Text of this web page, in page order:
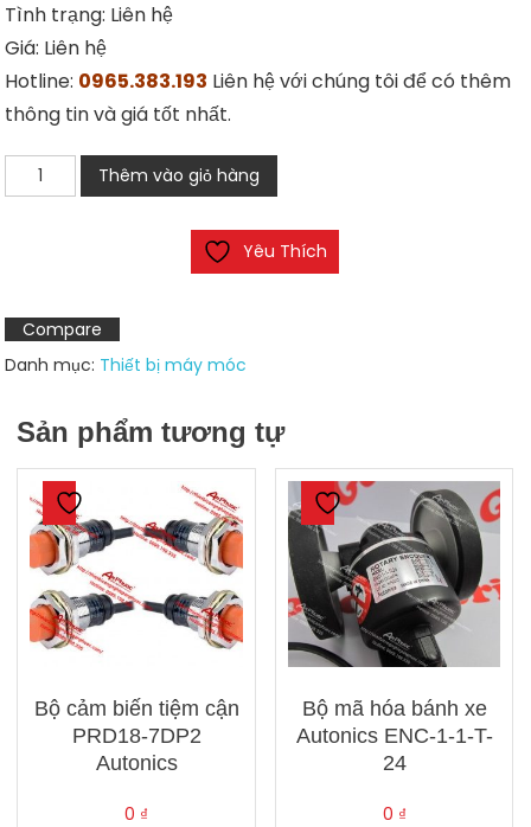
Tình trạng: Liên hệ
Giá: Liên hệ
Hotline: 0965.383.193 Liên hệ với chúng tôi để có thêm
thông tin và giá tốt nhất.
Công
tắc
số
lượng
Thêm vào giỏ hàng
Yêu Thích
Compare
Danh mục: Thiết bị máy móc
Sản phẩm tương tự
Bộ cảm biến tiệm cận
PRD18-7DP2
Autonics
0 ₫
Bộ mã hóa bánh xe
Autonics ENC-1-1-T-
24
0 ₫